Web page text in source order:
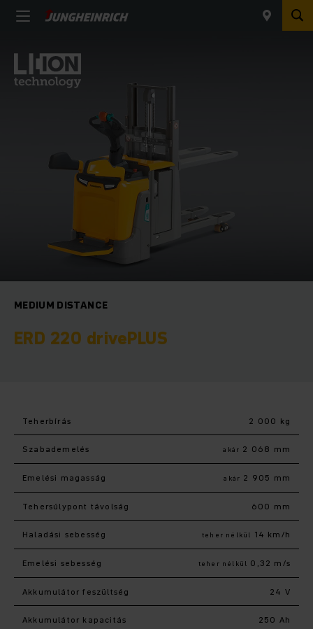
MEDIUM DISTANCE
ERD 220 drivePLUS
Teherbírás 2 000 kg
Szabademelés akár 2 068 mm
Emelési magasság akár 2 905 mm
Tehersúlypont távolság 600 mm
Haladási sebesség teher nélkül 14 km/h
Emelési sebesség teher nélkül 0,32 m/s
Akkumulátor feszültség 24 V
Akkumulátor kapacitás 250 Ah